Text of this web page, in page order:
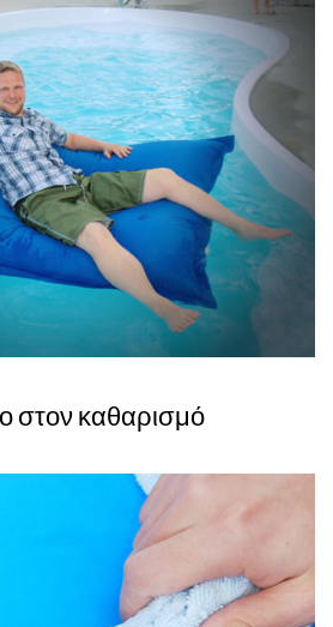
στον καθαρισμό